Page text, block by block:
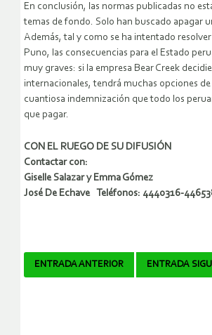
En conclusión, las normas publicadas no
temas de fondo. Solo han buscado apagar
Además, tal y como se ha intentado
Puno, las consecuencias para el Estado
muy graves: si la empresa Bear Creek
internacionales, tendrá muchas opciones
cuantiosa indemnización que todo los
que pagar.
CON EL RUEGO DE SU DIFUSIÓN
Contactar con:
Giselle Salazar y Emma Gómez
José De Echave Teléfonos: 4440316-
Navegador
ENTRADA ANTERIOR ENTRADA